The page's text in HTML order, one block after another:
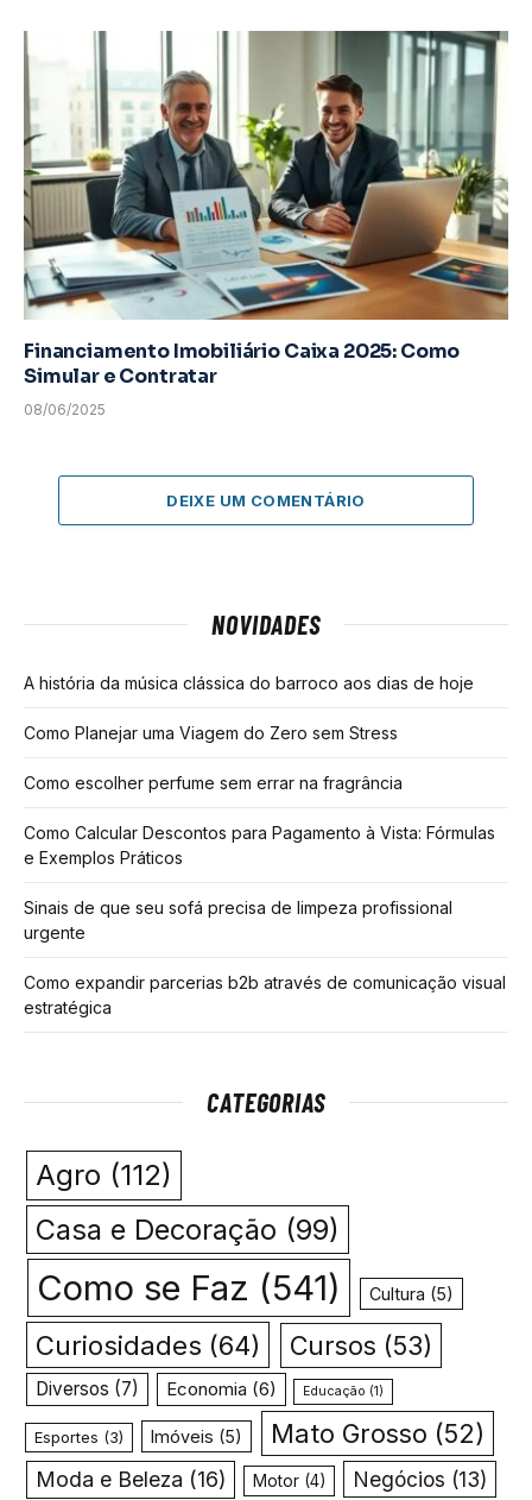
Financiamento Imobiliário Caixa 2025: Como
Simular e Contratar
08/06/2025
DEIXE UM COMENTÁRIO
NOVIDADES
A história da música clássica do barroco aos dias de hoje
Como Planejar uma Viagem do Zero sem Stress
Como escolher perfume sem errar na fragrância
Como Calcular Descontos para Pagamento à Vista: Fórmulas
e Exemplos Práticos
Sinais de que seu sofá precisa de limpeza profissional
urgente
Como expandir parcerias b2b através de comunicação visual
estratégica
CATEGORIAS
Agro (112)
Casa e Decoração (99)
Como se Faz (541) Cultura (5)
Curiosidades (64) Cursos (53)
Diversos (7) Economia (6) Educação (1)
Esportes (3) Imóveis (5) Mato Grosso (52)
Moda e Beleza (16) Motor(4) Negócios (13)